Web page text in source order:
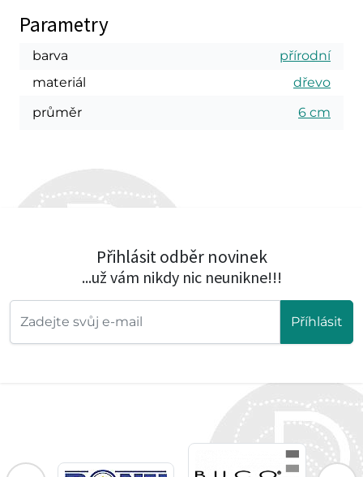
Parametry
barva
přírodní
materiál
dřevo
průměr
6 cm
Přihlásit odběr novinek
...už vám nikdy nic neunikne!!!
Příhlásit